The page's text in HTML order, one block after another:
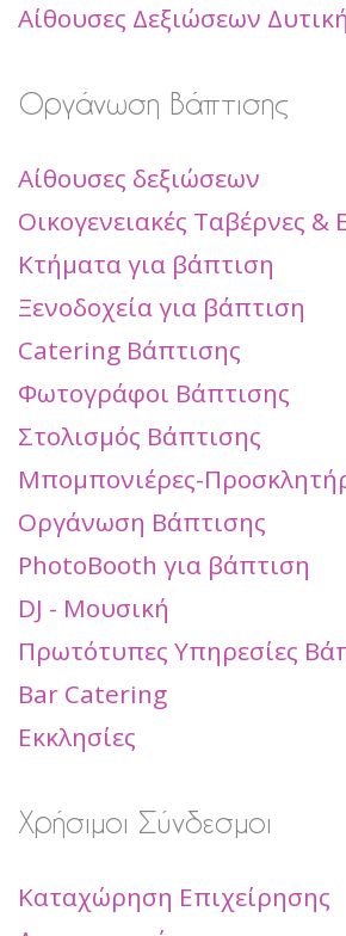
Αίθουσες Δεξιώσεων
Οργάνωση Βάπτισης
Αίθουσες δεξιώσεων
Οικογενειακές Ταβέρνες &
Κτήματα για βάπτιση
Ξενοδοχεία για βάπτιση
Catering Βάπτισης
Φωτογράφοι Βάπτισης
Στολισμός Βάπτισης
Μπομπονιέρες-
Οργάνωση Βάπτισης
PhotoBooth για βάπτιση
DJ - Μουσική
Πρωτότυπες Υπηρεσίες
Bar Catering
Εκκλησίες
Χρήσιμοι Σύνδεσμοι
Καταχώρηση Επιχείρησης